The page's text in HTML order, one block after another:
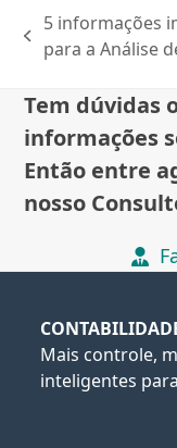
previous
5 informações
para a Análise
Tem dúvidas
informações
Então entre
nosso
Mais controle,
inteligentes